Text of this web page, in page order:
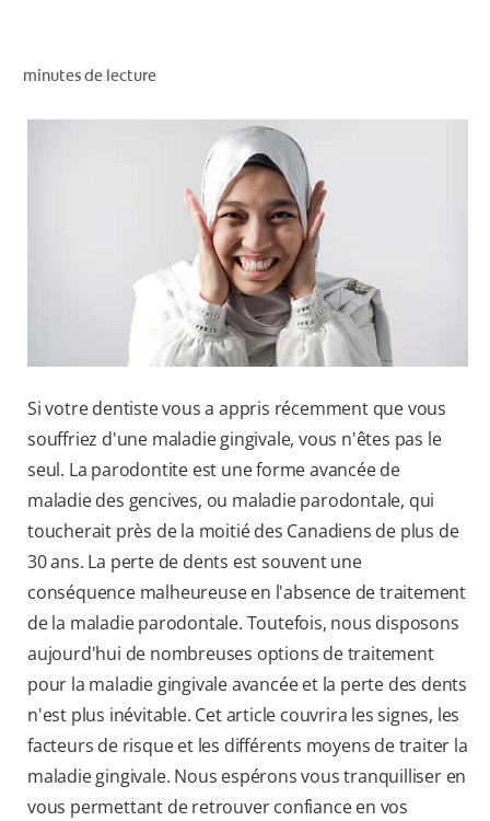
POUR LES PROFESSIONNELS
minutes de lecture
Si votre dentiste vous a appris récemment que vous
souffriez d'une maladie gingivale, vous n'êtes pas le
seul. La parodontite est une forme avancée de
maladie des gencives, ou maladie parodontale, qui
toucherait près de la moitié des Canadiens de plus de
30 ans. La perte de dents est souvent une
conséquence malheureuse en l'absence de traitement
de la maladie parodontale. Toutefois, nous disposons
aujourd'hui de nombreuses options de traitement
pour la maladie gingivale avancée et la perte des dents
n'est plus inévitable. Cet article couvrira les signes, les
facteurs de risque et les différents moyens de traiter la
maladie gingivale. Nous espérons vous tranquilliser en
vous permettant de retrouver confiance en vos